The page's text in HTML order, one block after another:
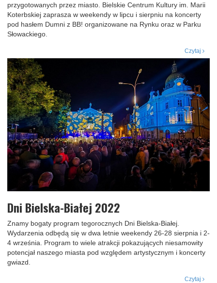
przygotowanych przez miasto. Bielskie Centrum Kultury im. Marii
Koterbskiej zaprasza w weekendy w lipcu i sierpniu na koncerty
pod hasłem Dumni z BB! organizowane na Rynku oraz w Parku
Słowackiego.
Czytaj
Dni Bielska-Białej 2022
Znamy bogaty program tegorocznych Dni Bielska-Białej.
Wydarzenia odbędą się w dwa letnie weekendy 26-28 sierpnia i 2-
4 września. Program to wiele atrakcji pokazujących niesamowity
potencjał naszego miasta pod względem artystycznym i koncerty
gwiazd.
Czytaj